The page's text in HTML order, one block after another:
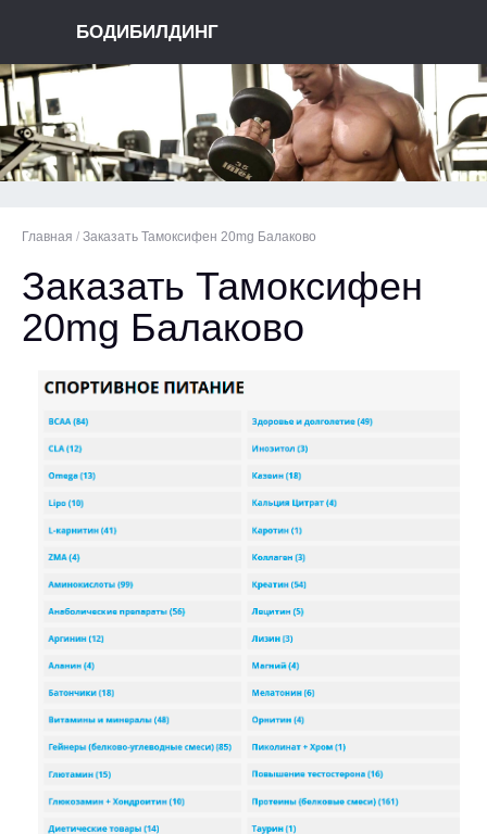
БОДИБИЛДИНГ
Главная / Заказать Тамоксифен 20mg Балаково
Заказать Тамоксифен
20mg Балаково